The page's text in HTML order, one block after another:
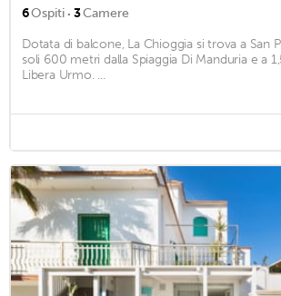
6Ospiti · 3Camere
Dotata di balcone, La Chioggia si trova a San
soli 600 metri dalla Spiaggia Di Manduria e a
Libera Urmo. ...